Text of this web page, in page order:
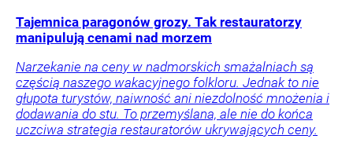
Tajemnica paragonów grozy. Tak restauratorzy
manipulują cenami nad morzem
Narzekanie na ceny w nadmorskich smażalniach są
częścią naszego wakacyjnego folkloru. Jednak to nie
głupota turystów, naiwność ani niezdolność mnożenia i
dodawania do stu. To przemyślana, ale nie do końca
uczciwa strategia restauratorów ukrywających ceny.